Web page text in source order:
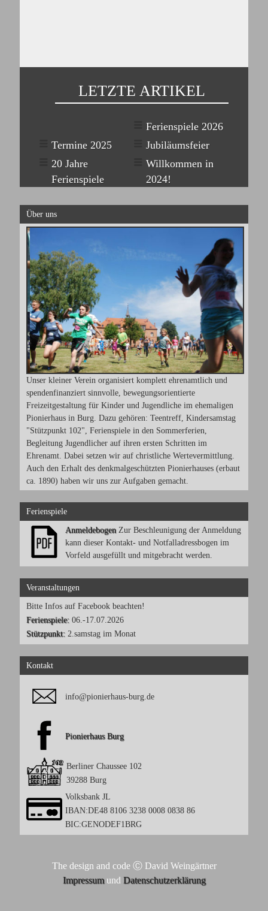
LETZTE ARTIKEL
Ferienspiele 2026
Termine 2025
Jubiläumsfeier
20 Jahre
Ferienspiele
Willkommen in
2024!
Über uns
Unser kleiner Verein organisiert komplett ehrenamtlich und
spendenfinanziert sinnvolle, bewegungsorientierte
Freizeitgestaltung für Kinder und Jugendliche im ehemaligen
Pionierhaus in Burg. Dazu gehören: Teentreff, Kindersamstag
"Stützpunkt 102", Ferienspiele in den Sommerferien,
Begleitung Jugendlicher auf ihren ersten Schritten im
Ehrenamt. Dabei setzen wir auf christliche Wertevermittlung.
Auch den Erhalt des denkmalgeschützten Pionierhauses (erbaut
ca. 1890) haben wir uns zur Aufgaben gemacht.
Ferienspiele
AnmeldebogenZur Beschleunigung der Anmeldung
kann dieser Kontakt- und Notfalladressbogen im
Vorfeld ausgefüllt und mitgebracht werden.
Veranstaltungen
Bitte Infos auf Facebook beachten!
Ferienspiele:06.-17.07.2026
Stützpunkt:2.samstag im Monat
Kontakt
info@pionierhaus-burg.de
Pionierhaus Burg
Berliner Chaussee 102
39288 Burg
Volksbank JL
IBAN:DE48 8106 3238 0008 0838 86
BIC:GENODEF1BRG
The design and code Ⓒ David Weingärtner
Impressumund Datenschutzerklärung